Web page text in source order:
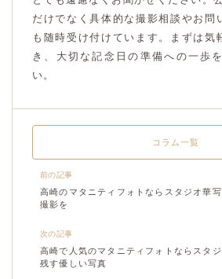
だけでなく具体的な撮影相談やお問
も随時受け付けています。まずは気
き、大切な記念日の準備への一歩
い。
前の記事
高崎のマタニティフォトならスタジオ華
撮影を
コラム一覧
次の記事
高崎で人気のマタニティフォトならスタ
残す優しい写真